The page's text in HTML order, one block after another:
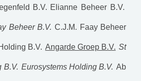
B.V. Elianne Beheer B.V.
Beheer B.V. C.J.M. Faay Beheer
B.V. Angarde Groep B.V. St
B.V. Eurosystems Holding B.V. Ab